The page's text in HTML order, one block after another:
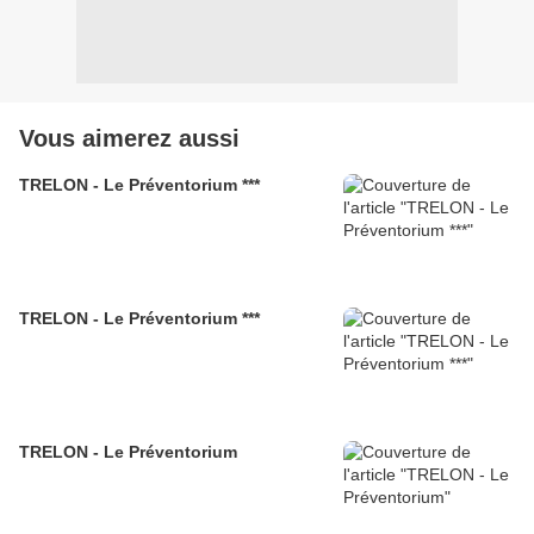
Vous aimerez aussi
TRELON - Le Préventorium ***
TRELON - Le Préventorium ***
TRELON - Le Préventorium